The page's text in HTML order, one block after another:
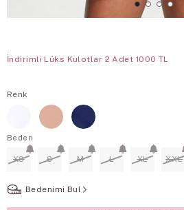
İndirimli Lüks Kulotlar 2 Adet 1000 TL
Renk
Beden
XS S M L XL XXL
Bedenimi Bul